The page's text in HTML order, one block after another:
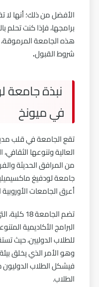
الأفضل من ذلك؛ أنها
برامجها، فإذا كنت تحلم
هذه الجامعة
شروط القبول.
نبذة جامعة
في ميونخ
تقع الجامعة في قلب
العالية وتنوعها
من المرافق الحديثة
أعرق الجامعات الأوروبية
تضم
البرامج الأكاديمية
وهو الأمر الذي يخلق
الطلاب.